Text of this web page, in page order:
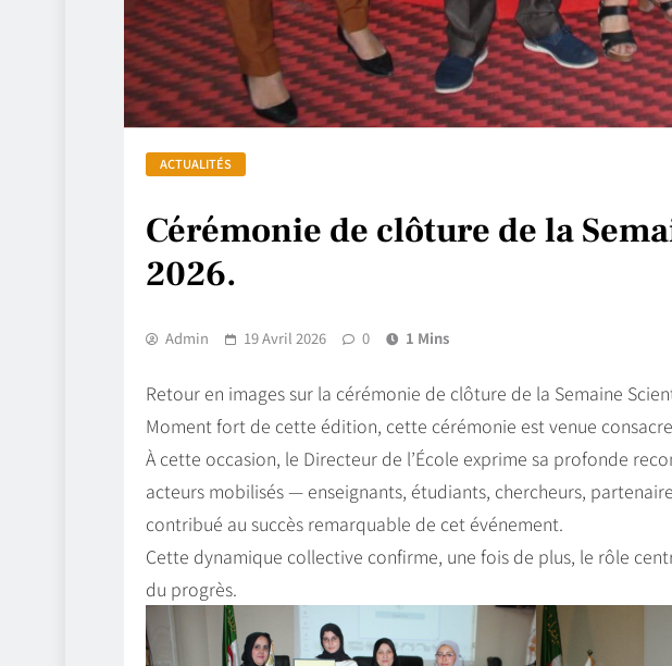
ACTUALITÉS
Cérémonie de clôture de la
2026.
Admin 19 Avril 2026 0 1 Mins
Retour en images sur la cérémonie de clôture de la Semaine
Moment fort de cette édition, cette cérémonie est venue
À cette occasion, le Directeur de l’École exprime sa profonde
acteurs mobilisés — enseignants, étudiants, chercheurs,
contribué au succès remarquable de cet événement.
Cette dynamique collective confirme, une fois de plus, le rôle
du progrès.